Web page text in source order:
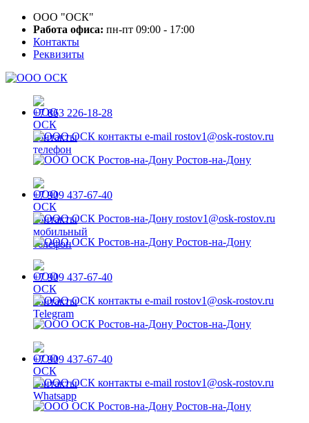
ООО "ОСК"
Работа офиса: пн-пт 09:00 - 17:00
Контакты
Реквизиты
+7 863 226-18-28
rostov1@osk-rostov.ru
Ростов-на-Дону
+7 909 437-67-40
rostov1@osk-rostov.ru
Ростов-на-Дону
+7 909 437-67-40
rostov1@osk-rostov.ru
Ростов-на-Дону
+7 909 437-67-40
rostov1@osk-rostov.ru
Ростов-на-Дону